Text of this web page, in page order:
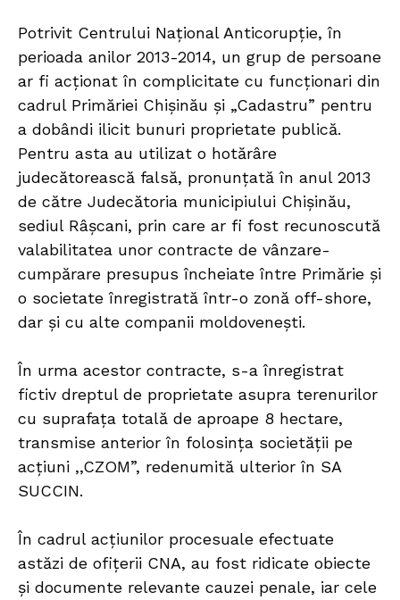
Potrivit Centrului Național Anticorupție, în
perioada anilor 2013-2014, un grup de persoane
ar fi acționat în complicitate cu funcționari din
cadrul Primăriei Chișinău și „Cadastru” pentru
a dobândi ilicit bunuri proprietate publică.
Pentru asta au utilizat o hotărâre
judecătorească falsă, pronunțată în anul 2013
de către Judecătoria municipiului Chișinău,
sediul Râșcani, prin care ar fi fost recunoscută
valabilitatea unor contracte de vânzare-
cumpărare presupus încheiate între Primărie și
o societate înregistrată într-o zonă off-shore,
dar și cu alte companii moldovenești.
În urma acestor contracte, s-a înregistrat
fictiv dreptul de proprietate asupra terenurilor
cu suprafața totală de aproape 8 hectare,
transmise anterior în folosința societății pe
acțiuni ,,CZOM”, redenumită ulterior în SA
SUCCIN.
În cadrul acțiunilor procesuale efectuate
astăzi de ofițerii CNA, au fost ridicate obiecte
și documente relevante cauzei penale, iar cele